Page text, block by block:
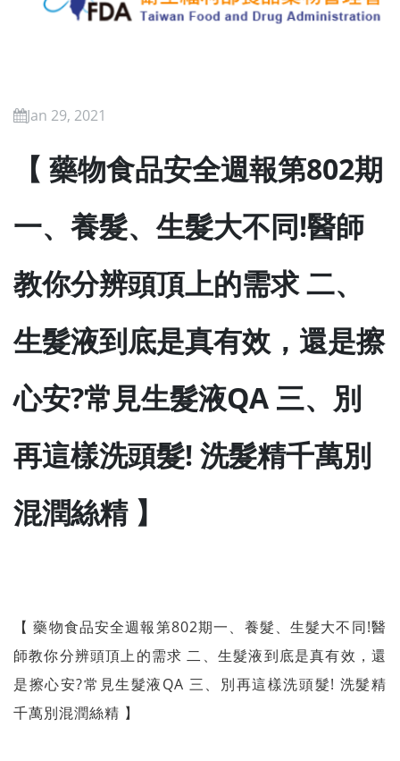
Jan 29, 2021
【 藥物食品安全週報第802期
一、養髮、生髮大不同!醫師
教你分辨頭頂上的需求 二、
生髮液到底是真有效，還是擦
心安?常見生髮液QA 三、別
再這樣洗頭髮! 洗髮精千萬別
混潤絲精 】
【 藥物食品安全週報第802期一、養髮、生髮大不同!醫
師教你分辨頭頂上的需求 二、生髮液到底是真有效，還
是擦心安?常見生髮液QA 三、別再這樣洗頭髮! 洗髮精
千萬別混潤絲精 】